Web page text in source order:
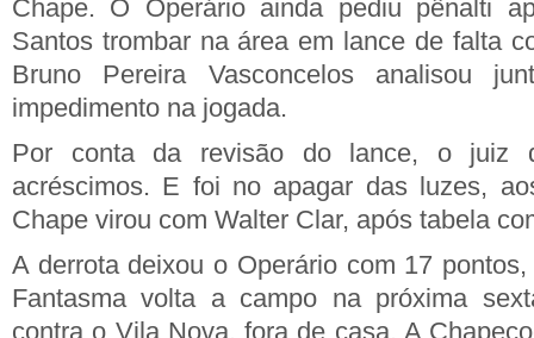
Chape. O Operário ainda pediu pênalti
Santos trombar na área em lance de falta
Bruno Pereira Vasconcelos analisou
impedimento na jogada.
Por conta da revisão do lance, o juiz
acréscimos. E foi no apagar das luzes,
Chape virou com Walter Clar, após tabela
A derrota deixou o Operário com 17
Fantasma volta a campo na próxima
contra o Vila Nova, fora de casa. A